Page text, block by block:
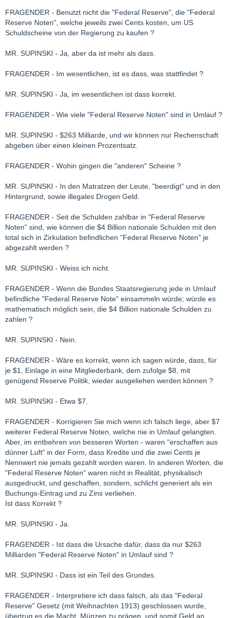
FRAGENDER - Benutzt nicht die "Federal Reserve", die "Federal
Reserve Noten", welche jeweils zwei Cents kosten, um US
Schuldscheine von der Regierung zu kaufen ?
MR. SUPINSKI - Ja, aber da ist mehr als dass.
FRAGENDER - Im wesentlichen, ist es dass, was stattfindet ?
MR. SUPINSKI - Ja, im wesentlichen ist dass korrekt.
FRAGENDER - Wie viele "Federal Reserve Noten" sind in Umlauf ?
MR. SUPINSKI - $263 Milliarde, und wir können nur Rechenschaft
abgeben über einen kleinen Prozentsatz.
FRAGENDER - Wohin gingen die "anderen" Scheine ?
MR. SUPINSKI - In den Matratzen der Leute, "beerdigt" und in den
Hintergrund, sowie illegales Drogen Geld.
FRAGENDER - Seit die Schulden zahlbar in "Federal Reserve
Noten" sind, wie können die $4 Billion nationale Schulden mit den
total sich in Zirkulation befindlichen "Federal Reserve Noten" je
abgezahlt werden ?
MR. SUPINSKI - Weiss ich nicht.
FRAGENDER - Wenn die Bundes Staatsregierung jede in Umlauf
befindliche "Federal Reserve Note" einsammeln würde; würde es
mathematisch möglich sein, die $4 Billion nationale Schulden zu
zahlen ?
MR. SUPINSKI - Nein.
FRAGENDER - Wäre es korrekt, wenn ich sagen würde, dass, für
je $1, Einlage in eine Mitgliederbank, dem zufolge $8, mit
genügend Reserve Politik, wieder ausgeliehen werden können ?
MR. SUPINSKI - Etwa $7.
FRAGENDER - Korrigieren Sie mich wenn ich falsch liege, aber $7
weiterer Federal Reserve Noten, welche nie in Umlauf gelangten.
Aber, im entbehren von besseren Worten - waren "erschaffen aus
dünner Luft" in der Form, dass Kredite und die zwei Cents je
Nennwert nie jemals gezahlt worden waren. In anderen Worten, die
"Federal Reserve Noten" waren nicht in Realität, physikalisch
ausgedruckt, und geschaffen, sondern, schlicht generiert als ein
Buchungs-Eintrag und zu Zins verliehen.
Ist dass Korrekt ?
MR. SUPINSKI - Ja.
FRAGENDER - Ist dass die Ursache dafür, dass da nur $263
Milliarden "Federal Reserve Noten" in Umlauf sind ?
MR. SUPINSKI - Dass ist ein Teil des Grundes.
FRAGENDER - Interpretiere ich dass falsch, als das "Federal
Reserve" Gesetz (mit Weihnachten 1913) geschlossen wurde,
übertrug es die Macht, Münzen zu prägen, und somit Geld an